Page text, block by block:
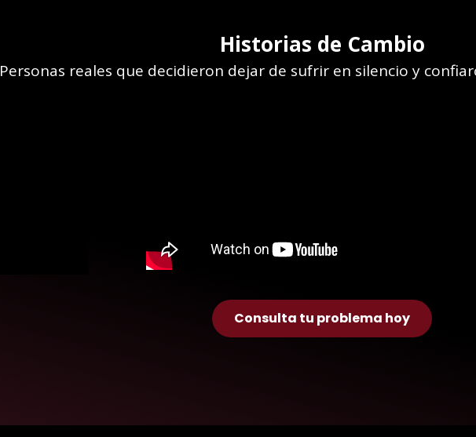
Historias de Cambio
Personas reales que decidieron dejar de sufrir en silencio y
Consulta tu problema hoy